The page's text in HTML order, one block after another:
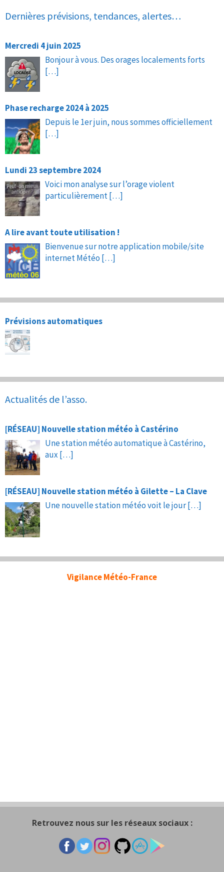
Dernières prévisions, tendances, alertes…
Mercredi 4 juin 2025
Bonjour à vous. Des orages localements forts
[…]
Phase recharge 2024 à 2025
Depuis le 1er juin, nous sommes officiellement
[…]
Lundi 23 septembre 2024
Voici mon analyse sur l’orage violent
particulièrement[…]
A lire avant toute utilisation !
Bienvenue sur notre application mobile/site
internet Météo […]
Prévisions automatiques
Actualités de l’asso.
[RÉSEAU] Nouvelle station météo à Castérino
Une station météo automatique à Castérino,
aux […]
[RÉSEAU] Nouvelle station météo à Gilette – La Clave
Une nouvelle station météo voit le jour[…]
Vigilance Météo-France
Retrouvez nous sur les réseaux sociaux :